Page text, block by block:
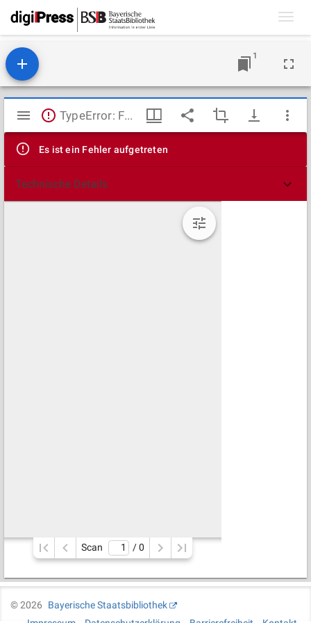
1
Mirador
Viewer
TypeError: Failed to fetch
Es ist ein Fehler aufgetreten
Technische Details
Scan / 0
©2026
Bayerische Staatsbibliothek